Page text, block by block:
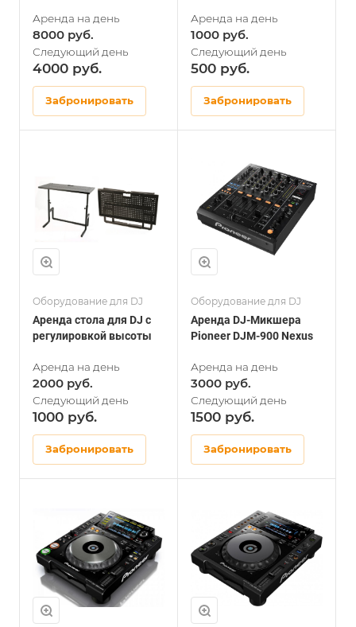
8000
4000
Забронировать
1000
500
Забронировать
Оборудование для DJ
Аренда стола для DJ с
регулировкой высоты
2000
1000
Забронировать
Оборудование для DJ
Аренда DJ-Микшера
Pioneer DJM-900 Nexus
3000
1500
Забронировать